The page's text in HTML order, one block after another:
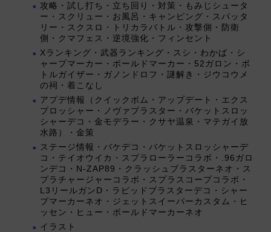
攻略・試し打ち・立ち回り・対策・もみじシュータ
ー・スクリュー・お風呂・キャンピング・スパッタ
リー・スクスロ・トリカラバトル・攻撃側・防衛
側・クマフェス・逆境強化・フィンセント
Xランキング・武器ランキング・スシ・わかば・シ
ャープマーカー・ボールドマーカー・52ガロン・ボ
トルガイザー・ガノンドロフ・謎解き・ジウコウメ
の祠・着こなし
アプデ情報（クイックボム・アップデート・エクス
プロッシャー・ノヴァブラスター・バケットスロッ
シャーデコ・金モデラー・クサヤ温泉・マテガイ放
水路）・金策
ステージ情報・バケデコ・バケットスロッシャーデ
コ・テイオウイカ・スプラローラーコラボ・.96ガロ
ンデコ・N-ZAP89・クラッシュブラスターネオ・ス
プラチャージャーコラボ・スプラスコープコラボ・
L3リールガンD・ラピッドブラスターデコ・シャー
プマーカーネオ・ジェットスイーパーカスタム・ヒ
ッセン・ヒュー・ボールドマーカーネオ
イラスト